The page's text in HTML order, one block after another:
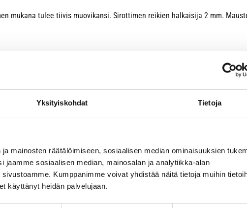
Yksityiskohdat Tietoja
mainosten räätälöimiseen, sosiaalisen median ominaisuuksien
jaamme sosiaalisen median, mainosalan ja analytiikka-alan
Kumppanimme voivat yhdistää näitä tietoja muihin
käyttänyt heidän palvelujaan.
mukana tulee tiivis muovikansi. Sirottimen reikien halkaisija 2 mm.
- Tuotteesta ei ole vielä arvosteluja -